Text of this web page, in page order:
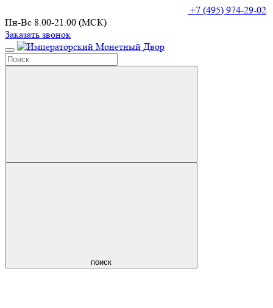
+7 (495) 974-29-02
Пн-Вс 8.00-21.00 (МСК)
Заказать звонок
поиск